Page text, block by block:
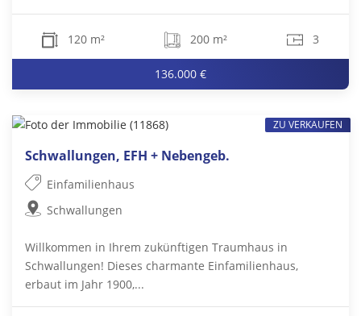
120 m² 200 m² 3
136.000 €
Schwallungen, EFH + Nebengeb.
Einfamilienhaus
Schwallungen
Willkommen in Ihrem zukünftigen Traumhaus in
Schwallungen! Dieses charmante Einfamilienhaus,
erbaut im Jahr 1900,...
ZU VERKAUFEN